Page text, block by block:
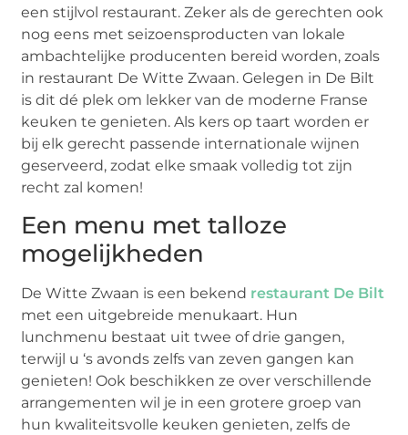
een stijlvol restaurant. Zeker als de gerechten ook
nog eens met seizoensproducten van lokale
ambachtelijke producenten bereid worden, zoals
in restaurant De Witte Zwaan. Gelegen in De Bilt
is dit dé plek om lekker van de moderne Franse
keuken te genieten. Als kers op taart worden er
bij elk gerecht passende internationale wijnen
geserveerd, zodat elke smaak volledig tot zijn
recht zal komen!
Een menu met talloze
mogelijkheden
De Witte Zwaan is een bekend restaurant De Bilt
met een uitgebreide menukaart. Hun
lunchmenu bestaat uit twee of drie gangen,
terwijl u ‘s avonds zelfs van zeven gangen kan
genieten! Ook beschikken ze over verschillende
arrangementen wil je in een grotere groep van
hun kwaliteitsvolle keuken genieten, zelfs de